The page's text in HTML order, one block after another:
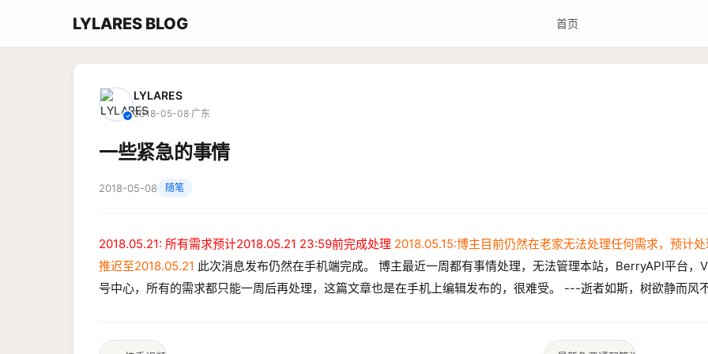
LYLARES BLOG 首页
✓
LYLARES
2018-05-08·广东
一些紧急的事情
2018-05-08 随笔
2018.05.21: 所有需求预计2018.05.21 23:59前完成处理 2018.05.15:博主目前仍然在老家无法处理任何需求，预计
推迟至2018.05.21 此次消息发布仍然在手机端完成。 博主最近一周都有事情处理，无法管理本站，BerryAPI平台，
号中心，所有的需求都只能一周后再处理，这篇文章也是在手机上编辑发布的，很难受。 ---逝者如斯，树欲静而风